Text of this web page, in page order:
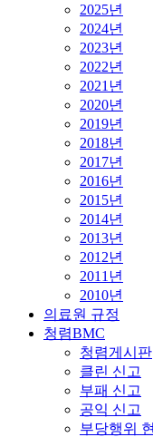
2025년
2024년
2023년
2022년
2021년
2020년
2019년
2018년
2017년
2016년
2015년
2014년
2013년
2012년
2011년
2010년
의료원 규정
청렴BMC
청렴게시판
클린 신고
부패 신고
공익 신고
부당행위